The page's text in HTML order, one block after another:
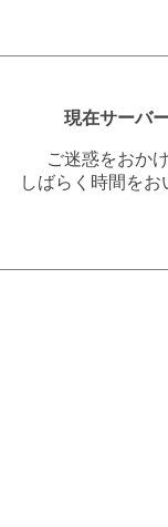
現在サーバ
ご迷惑をおか
しばらく時間を